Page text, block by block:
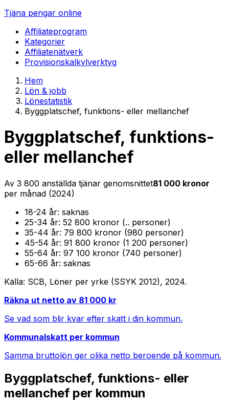
Tjäna pengar online
Affiliateprogram
Kategorier
Affiliatenätverk
Provisionskalkylverktyg
Hem
Lön & jobb
Lönestatistik
Byggplatschef, funktions- eller mellanchef
Byggplatschef, funktions-
eller mellanchef
Av 3 800 anställda tjänar genomsnittet81 000 kronor
per månad (2024)
18-24 år: saknas
25-34 år: 52 800 kronor (.. personer)
35-44 år: 79 800 kronor (980 personer)
45-54 år: 91 800 kronor (1 200 personer)
55-64 år: 97 100 kronor (740 personer)
65-66 år: saknas
Källa: SCB, Löner per yrke (SSYK 2012), 2024.
Räkna ut netto av 81 000 kr
Se vad som blir kvar efter skatt i din kommun.
Kommunalskatt per kommun
Samma bruttolön ger olika netto beroende på kommun.
Byggplatschef, funktions- eller
mellanchef per kommun